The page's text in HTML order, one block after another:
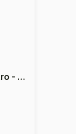
Apartamento com 4 quartos, Centro - Itapema